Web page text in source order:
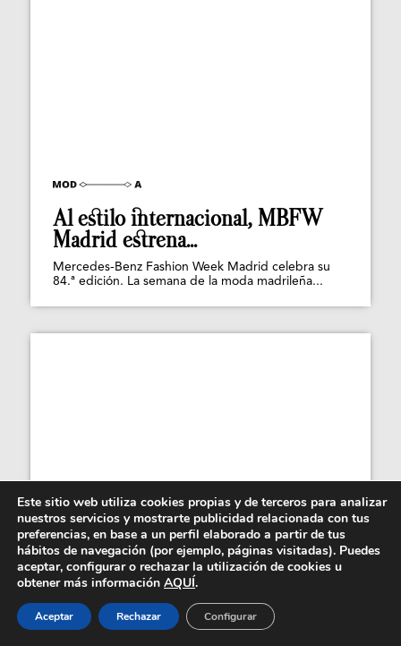
Al estilo internacional, MBFW
Madrid estrena...
Mercedes-Benz Fashion Week Madrid celebra su
84.ª edición. La semana de la moda madrileña...
Joyería canaria y más por Laja
Estudio y Lauro...
Este sitio web utiliza cookies propias y de terceros para analizar
nuestros servicios y mostrarte publicidad relacionada con tus
preferencias, en base a un perfil elaborado a partir de tus
hábitos de navegación (por ejemplo, páginas visitadas). Puedes
aceptar, configurar o rechazar la utilización de cookies u
obtener más información AQUÍ.
Aceptar Rechazar Configurar